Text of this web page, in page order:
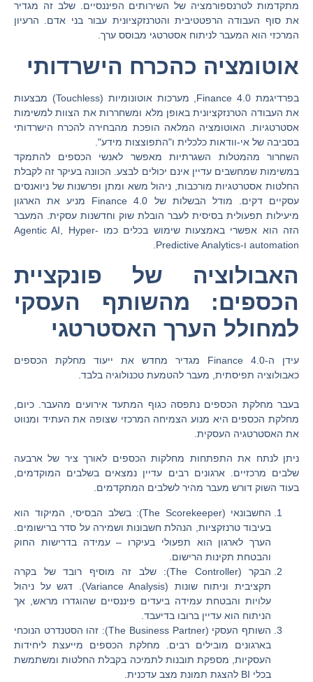
מתקדמות לטרנספורמציה של השירותים הפיננסיים. שלב זה מגדיר
את סוף העבודה הרפטטיבית והטרנזקציונית עבור בני אדם. הרעיון
המרכזי הוא המעבר לניתוח אסטרטגי מבוסס ערך.
אוטומציה כהכרח הישרדותי
בפרדיגמת Finance 4.0, מערכות אוטונומיות (Touchless) מבצעות
את העבודה הטרנזקציונית באופן מלא ומשחררות את הצוות למשימות
אסטרטגיות. האוטומציה המלאה הופכת מהבחירה להכרח הישרדותי
בסביבה של אי-וודאות כלכלית ו"התפוצצות מידע".
השחרור מהמטלות השגרתיות מאפשר לאנשי הכספים להתמקד
במשימות שמחשבים עדיין אינם יכולים לבצע. הכוונה בעיקר זה לקבלת
החלטות אסטרטגיות מורכבות, ניהול משא ומתן ופרשנות של ניואנסים
עסקיים דקים. מודל הבשלות של Finance 4.0 מניע את הארגון
מיעילות תפעולית בסיסית לעבר הובלת שוק וחדשנות עסקית. המעבר
הזה הוא אפשרי באמצעות שימוש בכלים כמו
Agentic AI
Hyper-
automation ו-Predictive Analytics
האבולוציה של פונקציית
הכספים: מהשותף העסקי
למחולל הערך האסטרטגי
עידן ה-Finance 4.0 מגדיר מחדש את ייעוד מחלקת הכספים
כאבולוציה תפיסתית, מעבר להטמעת טכנולוגיה בלבד.
בעבר מחלקת הכספים נתפסה כגוף המתעד אירועים מהעבר. כיום,
מחלקת הכספים היא מנוע הצמיחה המרכזי שצופה את העתיד ומנווט
את האסטרטגיה העסקית.
ניתן לנתח את התפתחות מחלקות הכספים לאורך ציר של ארבעה
שלבים מרכזיים. ארגונים רבים עדיין נמצאים בשלבים המוקדמים,
בעוד השוק דורש מעבר מהיר לשלבים המתקדמים.
החשבונאי (The Scorekeeper):
בשלב הבסיסי, המיקוד הוא
בעיבוד טרנזקציות, הנהלת חשבונות ושמירה על סדר ברישומים.
הערך לארגון הוא תפעולי בעיקרו – עמידה בדרישות החוק
והבטחת תקינות הרישום.
הבקר (The Controller):
שלב זה מוסיף רובד של בקרה
תקציבית וניתוח שונות (Variance Analysis). דגש על ניהול
עלויות והבטחת עמידה ביעדים פיננסיים שהוגדרו מראש, אך
הניתוח הוא עדיין ברובו בדיעבד.
השותף העסקי (The Business Partner):
זהו הסטנדרט הנוכחי
בארגונים מובילים רבים. מחלקת הכספים מייעצת ליחידות
העסקיות, מספקת תובנות לתמיכה בקבלת החלטות ומשתמשת
בכלי BI להצגת תמונת מצב עדכנית.